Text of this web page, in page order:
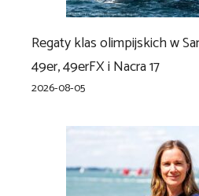
Regaty klas olimpijskich w
49er, 49erFX i Nacra 17
2026-08-05